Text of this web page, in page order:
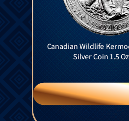
Canadian Wildlife
Silver Coin 1.5